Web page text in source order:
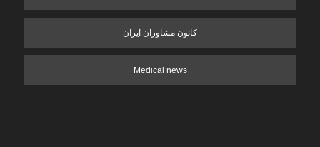
کانون مشاوران ایران
Medical news